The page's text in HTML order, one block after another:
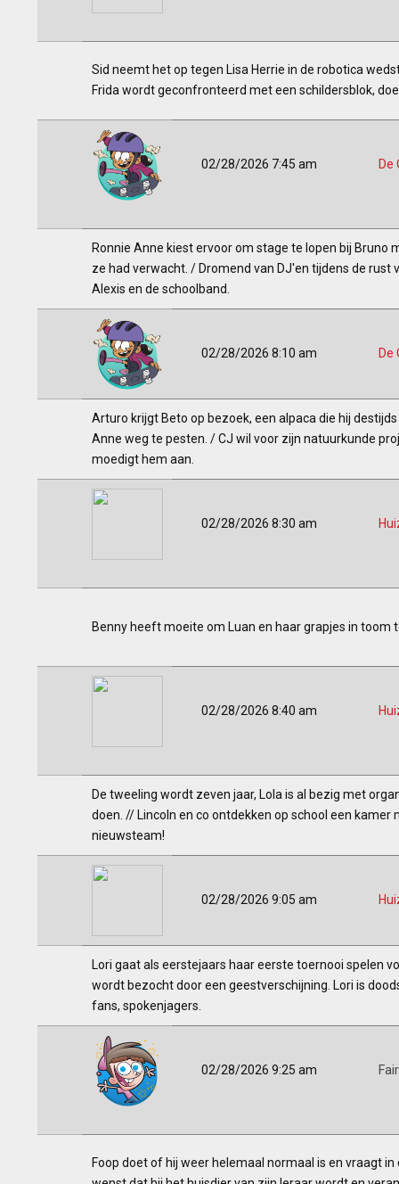
Sid neemt het op tegen Lisa Herrie in de robotica
Frida wordt geconfronteerd met een schildersblok,
02/28/2026 7:45 am De
Ronnie Anne kiest ervoor om stage te lopen bij Bruno
ze had verwacht. / Dromend van DJ'en tijdens de
Alexis en de schoolband.
02/28/2026 8:10 am De
Arturo krijgt Beto op bezoek, een alpaca die hij
Anne weg te pesten. / CJ wil voor zijn natuurkunde
moedigt hem aan.
02/28/2026 8:30 am
Benny heeft moeite om Luan en haar grapjes in toom
02/28/2026 8:40 am
De tweeling wordt zeven jaar, Lola is al bezig met
doen. // Lincoln en co ontdekken op school een
nieuwsteam!
02/28/2026 9:05 am
Lori gaat als eerstejaars haar eerste toernooi spelen
wordt bezocht door een geestverschijning. Lori is
fans, spokenjagers.
02/28/2026 9:25 am
Foop doet of hij weer helemaal normaal is en vraagt